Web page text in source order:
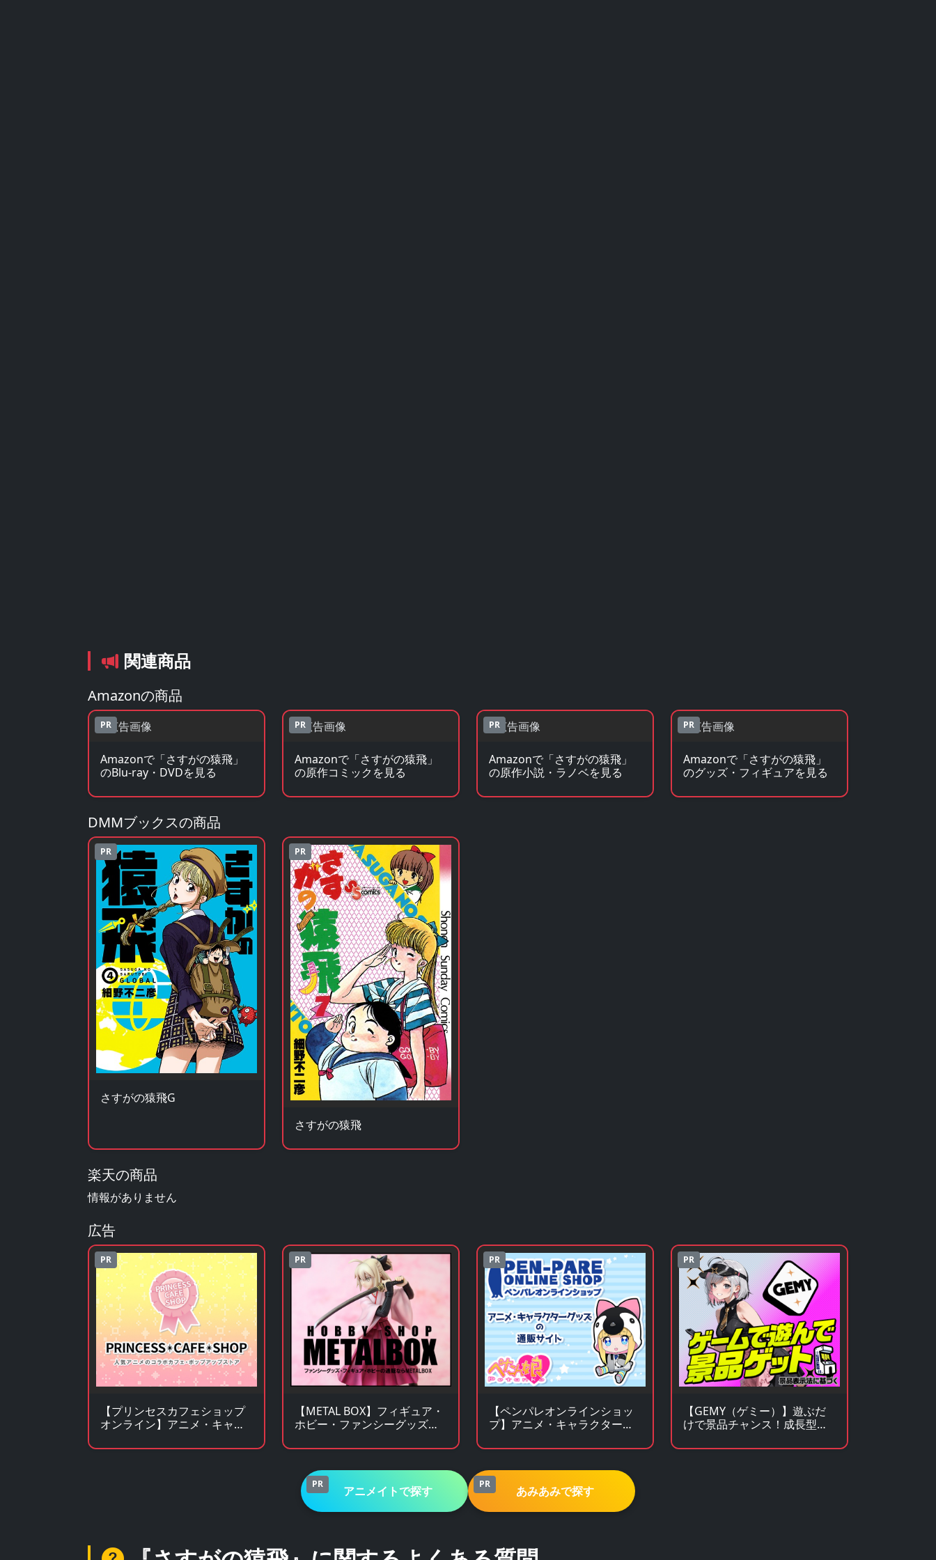
関連商品
Amazonの商品
PR
Amazonで「さすがの猿飛」
のBlu-ray・DVDを見る
PR
Amazonで「さすがの猿飛」
の原作コミックを見る
PR
Amazonで「さすがの猿飛」
の原作小説・ラノベを見る
PR
Amazonで「さすがの猿飛」
のグッズ・フィギュアを見る
DMMブックスの商品
PR
さすがの猿飛G
PR
さすがの猿飛
楽天の商品
情報がありません
広告
PR
【プリンセスカフェショップ
オンライン】アニメ・キャラ
PR
【METAL BOX】フィギュア・
ホビー・ファンシーグッズの
PR
【ペンパレオンラインショッ
プ】アニメ・キャラクターグ
PR
【GEMY（ゲミー）】遊ぶだ
けで景品チャンス！成長型ゲ
PR アニメイトで探す PR あみあみで探す